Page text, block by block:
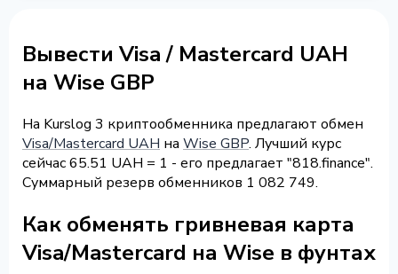
Вывести Visa / Mastercard UAH
на Wise GBP
На Kurslog 3 криптообменника предлагают обмен
Visa/Mastercard UAH на Wise GBP. Лучший курс
сейчас 65.51 UAH = 1 - его предлагает "818.finance".
Суммарный резерв обменников 1 082 749.
Как обменять гривневая карта
Visa/Mastercard на Wise в фунтах